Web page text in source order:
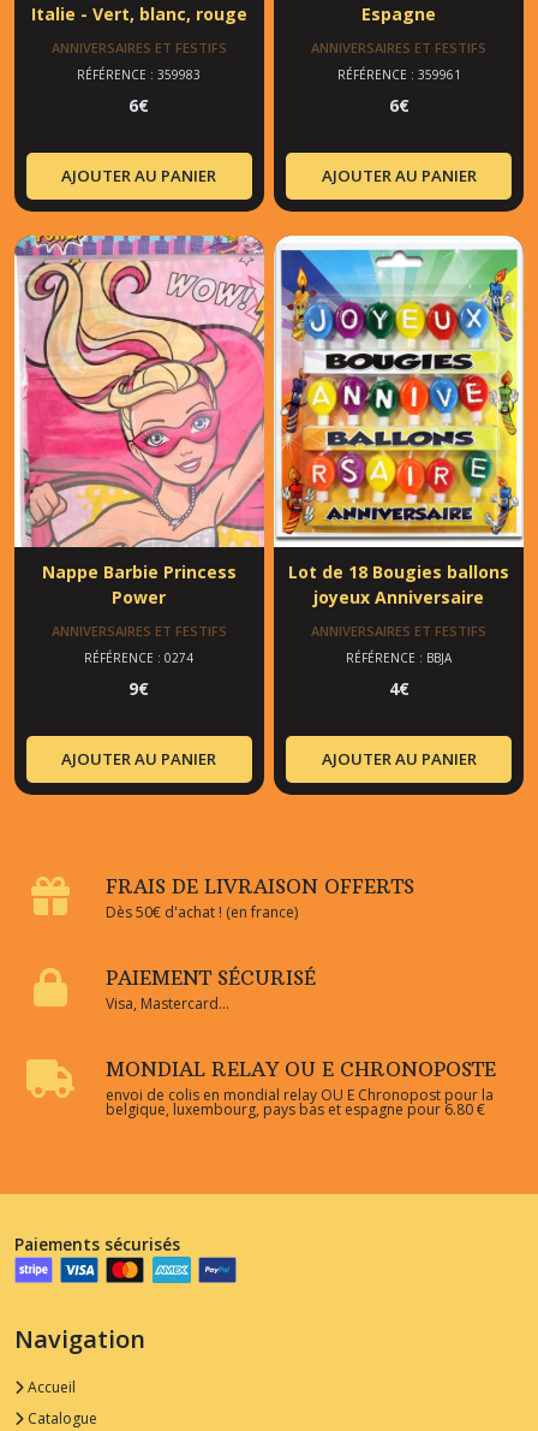
Italie - Vert, blanc, rouge
ANNIVERSAIRES ET FESTIFS
RÉFÉRENCE : 359983
6€
AJOUTER AU PANIER
Espagne
ANNIVERSAIRES ET FESTIFS
RÉFÉRENCE : 359961
6€
AJOUTER AU PANIER
Nappe Barbie Princess
Power
ANNIVERSAIRES ET FESTIFS
RÉFÉRENCE : 0274
9€
AJOUTER AU PANIER
Lot de 18 Bougies ballons
joyeux Anniversaire
ANNIVERSAIRES ET FESTIFS
RÉFÉRENCE : BBJA
4€
AJOUTER AU PANIER
FRAIS DE LIVRAISON OFFERTS
Dès 50€ d'achat ! (en france)
PAIEMENT SÉCURISÉ
Visa, Mastercard...
MONDIAL RELAY OU E CHRONOPOSTE
envoi de colis en mondial relay OU E Chronopost pour la
belgique, luxembourg, pays bas et espagne pour 6.80 €
Paiements sécurisés
Navigation
Accueil
Catalogue